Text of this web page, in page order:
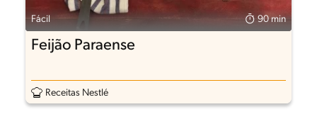
Fácil 90 min
Feijão Paraense
Receitas Nestlé